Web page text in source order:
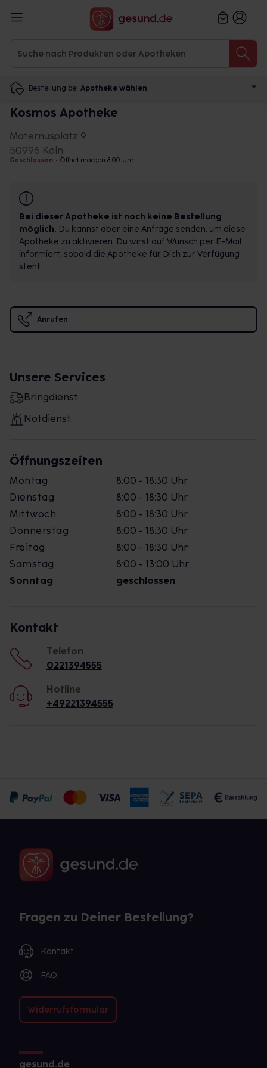
Bestellung bei Apotheke wählen
Kosmos Apotheke
Maternusplatz 9
50996 Köln
Geschlossen • Öffnet morgen 8:00 Uhr
Bei dieser Apotheke ist noch keine Bestellung
möglich. Du kannst aber eine Anfrage senden, um diese
Apotheke zu aktivieren. Du wirst auf Wunsch per E-Mail
informiert, sobald die Apotheke für Dich zur Verfügung
steht.
Anrufen
Unsere Services
Bringdienst
Notdienst
Öffnungszeiten
Montag
8:00 - 18:30 Uhr
Dienstag
8:00 - 18:30 Uhr
Mittwoch
8:00 - 18:30 Uhr
Donnerstag
8:00 - 18:30 Uhr
Freitag
8:00 - 18:30 Uhr
Samstag
8:00 - 13:00 Uhr
Sonntag
geschlossen
Kontakt
Telefon
0221394555
Hotline
+49221394555
Fragen zu Deiner Bestellung?
Kontakt
FAQ
Widerrufsformular
gesund.de